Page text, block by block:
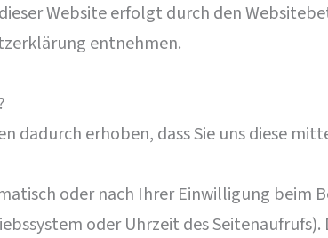
Website erfolgt durch den
entnehmen.
dadurch erhoben, dass Sie uns diese
oder nach Ihrer Einwilligung beim
oder Uhrzeit des